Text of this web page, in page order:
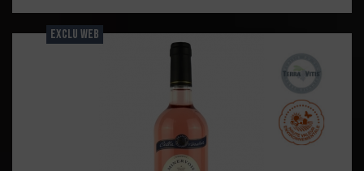
EXCLU WEB